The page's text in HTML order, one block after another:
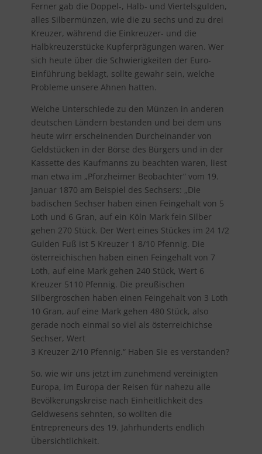
Ferner gab die Doppel-, Halb- und Viertelsgulden,
alles Silbermünzen, wie die zu sechs und zu drei
Kreuzer, während die Einkreuzer- und die
Halbkreuzerstücke Kupferprägungen waren. Wer
sich heute über die Schwierigkeiten der Euro-
Einführung beklagt, sollte gewahr sein, welche
Probleme unsere Ahnen hatten.
Welche Unterschiede zu den Münzen in anderen
deutschen Ländern bestanden und bei dem uns
heute wirr erscheinenden Durcheinander von
Geldstücken in der Börse des Bürgers und in der
Kassette des Kaufmanns zu beachten waren, liest
man etwa im „Pforzheimer Beobachter“ vom 19.
Januar 1870 am Beispiel des Sechsers: „Die
badischen Sechser haben einen Feingehalt von 5
Loth und 6 Gran, auf ein Köln Mark fein Silber
gehen 270 Stück. Der Wert eines Stückes im 24 1/2
Gulden Fuß ist 5 Kreuzer 1 8/10 Pfennig. Die
österreichischen haben einen Feingehalt von 7
Loth, auf eine Mark gehen 240 Stück, Wert 6
Kreuzer 5110 Pfennig. Die preußischen
Silbergroschen haben einen Feingehalt von 3 Loth
10 Gran, auf eine Mark gehen 480 Stück, also
gerade noch einmal so viel als österreichichse
Sechser, Wert
3 Kreuzer 2/10 Pfennig.“ Haben Sie es verstanden?
So, wie wir uns jetzt im zunehmend vereinigten
Europa, im Europa der Reisen für nahezu alle
Bevölkerungskreise nach Einheitlichkeit des
Geldwesens sehnten, so wollten die
Entrepreneurs des 19. Jahrhunderts endlich
Übersichtlichkeit.